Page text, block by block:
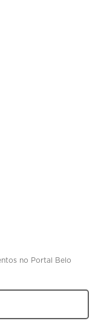
no Portal Belo